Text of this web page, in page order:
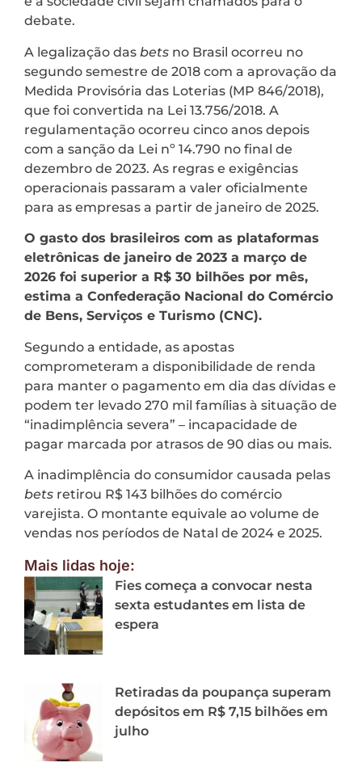
debate.
A legalização das bets no Brasil ocorreu no
segundo semestre de 2018 com a aprovação da
Medida Provisória das Loterias (MP 846/2018),
que foi convertida na Lei 13.756/2018. A
regulamentação ocorreu cinco anos depois
com a sanção da Lei nº 14.790 no final de
dezembro de 2023. As regras e exigências
operacionais passaram a valer oficialmente
para as empresas a partir de janeiro de 2025.
O gasto dos brasileiros com as plataformas
eletrônicas de janeiro de 2023 a março de
2026 foi superior a R$ 30 bilhões por mês,
estima a Confederação Nacional do Comércio
de Bens, Serviços e Turismo (CNC).
Segundo a entidade, as apostas
comprometeram a disponibilidade de renda
para manter o pagamento em dia das dívidas e
podem ter levado 270 mil famílias à situação de
“inadimplência severa” – incapacidade de
pagar marcada por atrasos de 90 dias ou mais.
A inadimplência do consumidor causada pelas
bets retirou R$ 143 bilhões do comércio
varejista. O montante equivale ao volume de
vendas nos períodos de Natal de 2024 e 2025.
Mais lidas hoje:
Fies começa a convocar nesta
sexta estudantes em lista de
espera
Retiradas da poupança superam
depósitos em R$ 7,15 bilhões em
julho